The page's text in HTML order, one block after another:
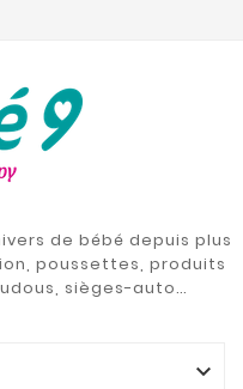
de bébé depuis plus
poussettes, produits
sièges-auto…
